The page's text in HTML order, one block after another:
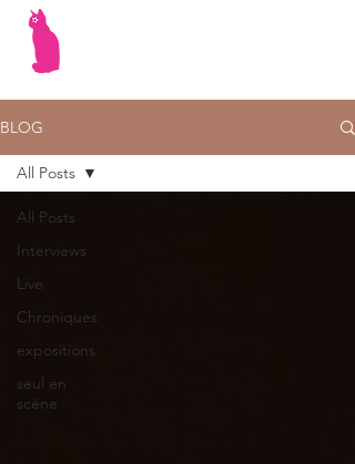
BLOG
All Posts
Interviews
Live
Chroniques
expositions
seul en
scène
All Posts